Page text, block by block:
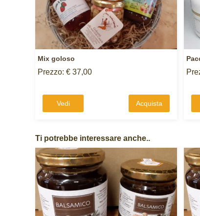
Mix goloso
Prezzo: € 37,00
Vedi Acquista
Ti potrebbe interessare anche..